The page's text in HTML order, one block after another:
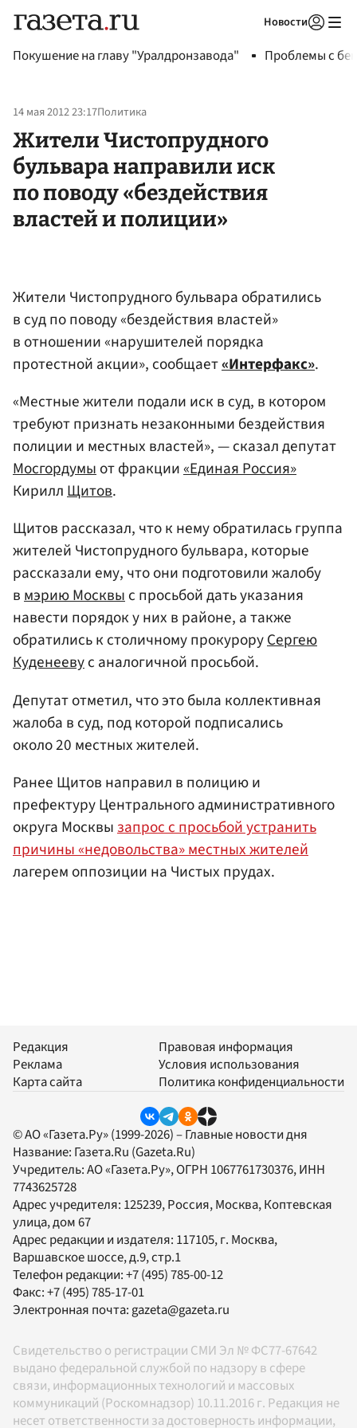
Новости
Покушение на главу "Уралдронзавода" Проблемы с
14 мая 2012 23:17Политика
Жители Чистопрудного
бульвара направили иск
по поводу «бездействия
властей и полиции»
Жители Чистопрудного бульвара обратились
в суд по поводу «бездействия властей»
в отношении «нарушителей порядка
протестной акции», сообщает«Интерфакс».
«Местные жители подали иск в суд, в котором
требуют признать незаконными бездействия
полиции и местных властей», — сказал депутат
Мосгордумыот фракции«Единая Россия»
КириллЩитов.
Щитов рассказал, что к нему обратилась группа
жителей Чистопрудного бульвара, которые
рассказали ему, что они подготовили жалобу
вмэрию Москвыс просьбой дать указания
навести порядок у них в районе, а также
обратились к столичному прокуроруСергею
Куденеевус аналогичной просьбой.
Депутат отметил, что это была коллективная
жалоба в суд, под которой подписались
около 20 местных жителей.
Ранее Щитов направил в полицию и
префектуру Центрального административного
округа Москвызапрос с просьбой устранить
причины «недовольства» местных жителей
лагерем оппозиции на Чистых прудах.
Редакция
Реклама
Карта сайта
Правовая информация
Условия использования
Политика конфиденциальности
© АО «Газета.Ру» (1999-2026) – Главные новости дня
Название: Газета.Ru (Gazeta.Ru)
Учредитель:АО «Газета.Ру», ОГРН 1067761730376, ИНН
7743625728
Адрес учредителя: 125239, Россия, Москва, Коптевская
улица, дом 67
Адрес редакции и издателя: 117105, г. Москва,
Варшавское шоссе, д.9, стр.1
Телефон редакции:+7 (495) 785-00-12
Факс:+7 (495) 785-17-01
Электронная почта:gazeta@gazeta.ru
Свидетельство о регистрации СМИ Эл № ФС77-67642
выдано федеральной службой по надзору в сфере
связи, информационных технологий и массовых
коммуникаций (Роскомнадзор) 10.11.2016 г. Редакция не
несет ответственности за достоверность информации,